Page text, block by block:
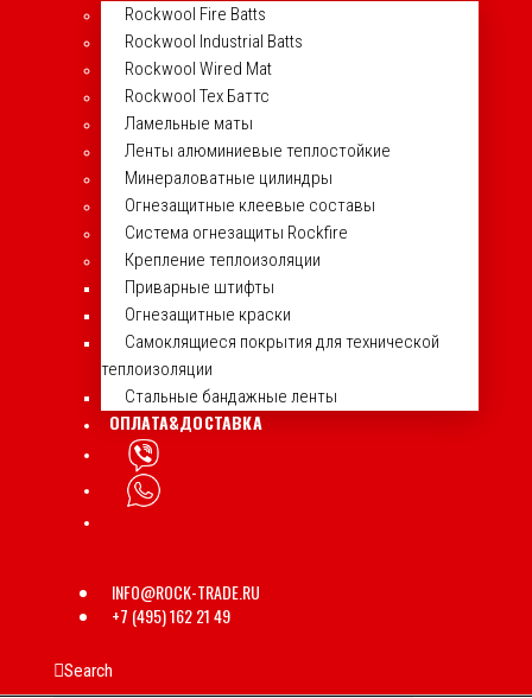
Rockwool Fire Batts
Rockwool Industrial Batts
Rockwool Wired Mat
Rockwool Тех Баттс
Ламельные маты
Ленты алюминиевые теплостойкие
Минераловатные цилиндры
Огнезащитные клеевые составы
Система огнезащиты Rockfire
Крепление теплоизоляции
Приварные штифты
Огнезащитные краски
Самоклящиеся покрытия для технической
теплоизоляции
Стальные бандажные ленты
ОПЛАТА&ДОСТАВКА
INFO@ROCK-TRADE.RU
+7 (495) 162 21 49
Search